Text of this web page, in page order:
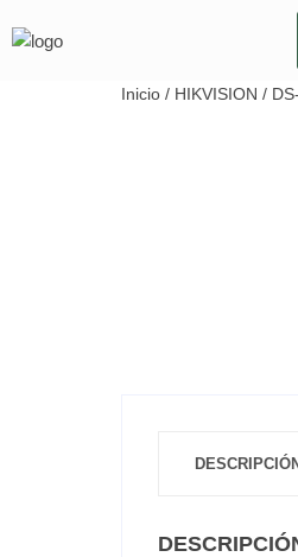
Inicio / HIKVISION /
DESCRIPCIÓN